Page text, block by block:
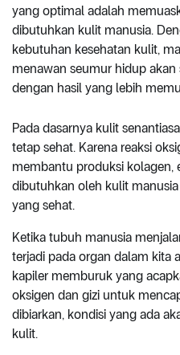
yang optimal adalah
dibutuhkan kulit manusia.
kebutuhan kesehatan kulit,
menawan seumur hidup
dengan hasil yang lebih
Pada dasarnya kulit senantiasa
tetap sehat. Karena reaksi
membantu produksi kolagen,
dibutuhkan oleh kulit
yang sehat.
Ketika tubuh manusia
terjadi pada organ dalam kita
kapiler memburuk yang
oksigen dan gizi untuk
dibiarkan, kondisi yang ada
kulit.